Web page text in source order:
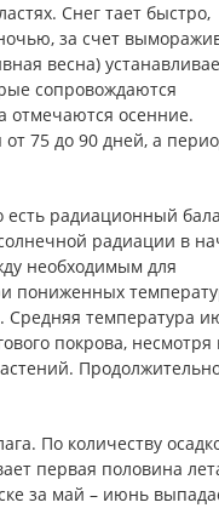
Снег тает быстро,
за счет
весна)
сопровождаются
отмечаются осенние.
75 до 90 дней, а
есть радиационный
радиации в
необходимым для
пониженных
Средняя температура
покрова, несмотря
По количеству
первая половина
за май – июнь